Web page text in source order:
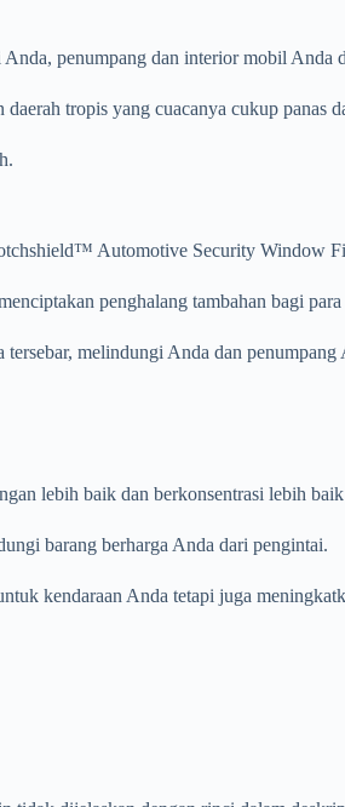
penumpang dan interior mobil Anda
tropis yang cuacanya cukup panas
Automotive Security Window
penghalang tambahan bagi
melindungi Anda dan penumpang
lebih baik dan berkonsentrasi lebih
barang berharga Anda dari pengintai.
kendaraan Anda tetapi juga